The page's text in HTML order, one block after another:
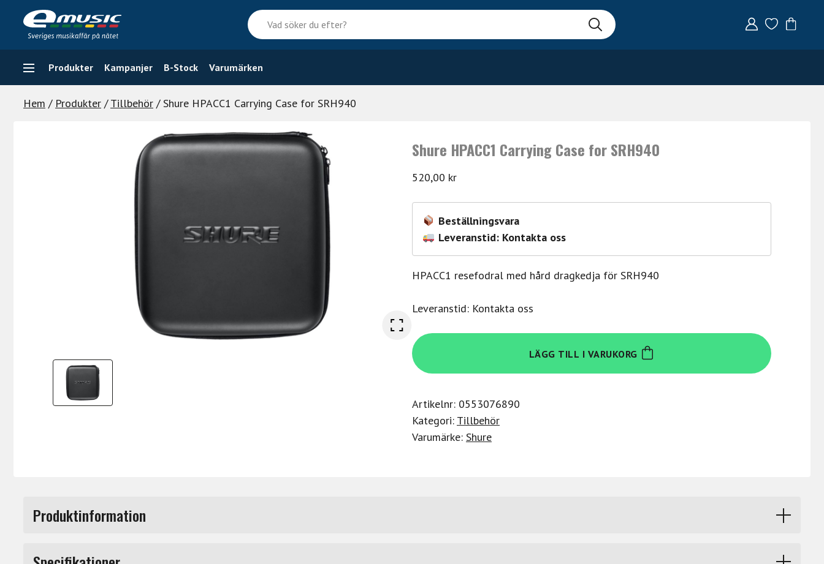
content
Vad
söker
du
efter?
Produkter Kampanjer B-Stock Varumärken
Hem / Produkter /Tillbehör / Shure HPACC1 Carrying Case for SRH940
Shure HPACC1 Carrying Case for SRH940
520,00 kr
Beställningsvara
Leveranstid: Kontakta oss
HPACC1 resefodral med hård dragkedja för SRH940
Leveranstid: Kontakta oss
Shure
HPACC1
Carrying
for
SRH940
mängd
LÄGG TILL I VARUKORG
Artikelnr: 0553076890
Kategori: Tillbehör
Varumärke: Shure
Produktinformation